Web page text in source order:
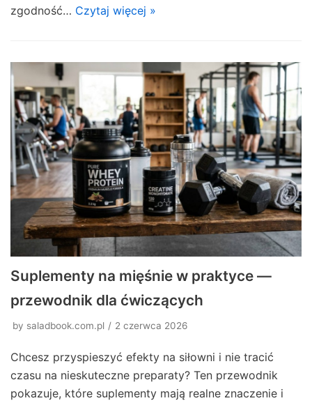
zgodność… Czytaj więcej »
Suplementy na mięśnie w praktyce —
przewodnik dla ćwiczących
by saladbook.com.pl 2 czerwca 2026
Chcesz przyspieszyć efekty na siłowni i nie tracić
czasu na nieskuteczne preparaty? Ten przewodnik
pokazuje, które suplementy mają realne znaczenie i